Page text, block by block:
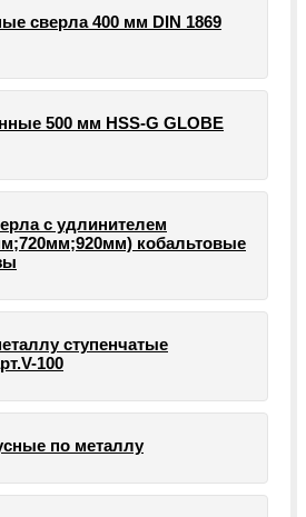
сверла 400 мм DIN 1869
500 мм HSS-G GLOBE
с удлинителем
кобальтовые
ступенчатые
100
по металлу